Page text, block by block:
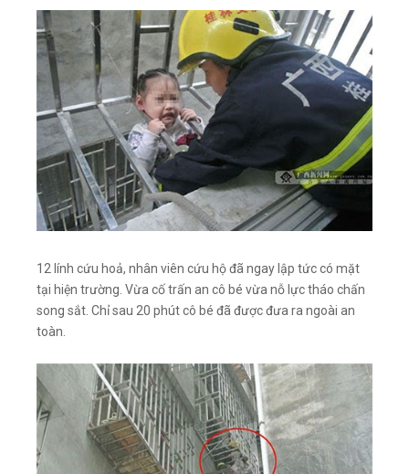
12 lính cứu hoả, nhân viên cứu hộ đã ngay lập tức có mặt
tại hiện trường. Vừa cố trấn an cô bé vừa nỗ lực tháo chấn
song sắt. Chỉ sau 20 phút cô bé đã được đưa ra ngoài an
toàn.